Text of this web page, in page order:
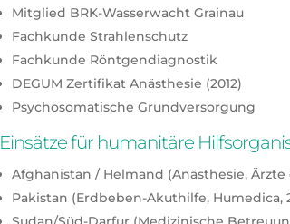
Mitglied BRK-Wasserwacht Grainau
Fachkunde Strahlenschutz
Fachkunde Röntgendiagnostik
DEGUM Zertifikat Anästhesie (2012)
Psychosomatische Grundversorgung
Einsätze für humanitäre
Afghanistan / Helmand (Anästhesie, Ärzte
Pakistan (Erdbeben-Akuthilfe, Humedica,